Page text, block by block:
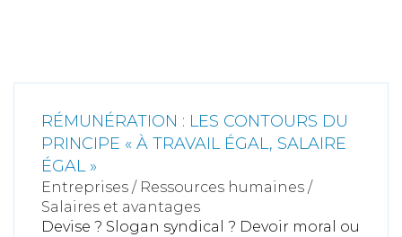
RÉMUNÉRATION : LES CONTOURS DU
PRINCIPE « À TRAVAIL ÉGAL, SALAIRE
ÉGAL »
Entreprises / Ressources humaines /
Salaires et avantages
Devise ? Slogan syndical ? Devoir moral ou